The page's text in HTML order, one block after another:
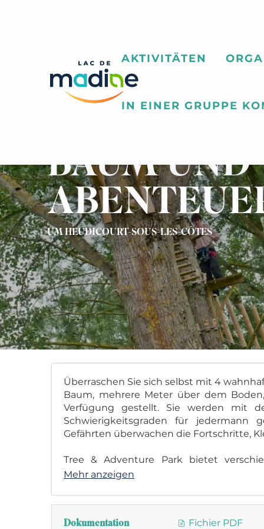
AKTIVITÄTEN
IN EINER GRUPPE
BAUM UND
UM HEUDICOURT-SOUS-LES-CÔTES
Überraschen Sie sich selbst mit 4
Baum, mehrere Meter über dem
Verfügung gestellt. Sie werden mit
Schwierigkeitsgraden für jedermann
Gefährten überwachen die Fortschritte,
Tree & Adventure Park bietet
Mehr anzeigen
Dokumentation Fichier PDF